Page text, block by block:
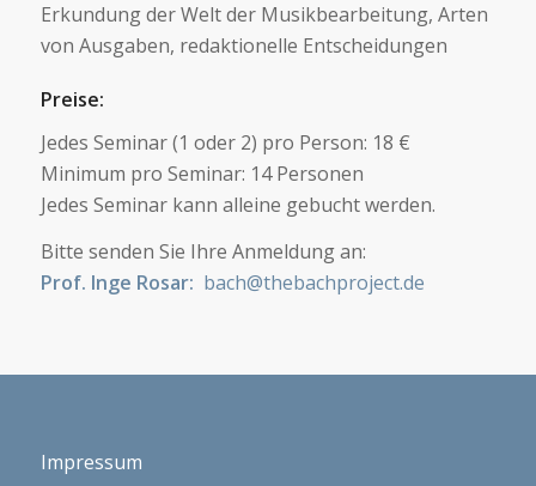
Erkundung der Welt der Musikbearbeitung, Arten
von Ausgaben, redaktionelle Entscheidungen
Preise:
Jedes Seminar (1 oder 2) pro Person: 18 €
Minimum pro Seminar: 14 Personen
Jedes Seminar kann alleine gebucht werden.
Bitte senden Sie Ihre Anmeldung an:
Prof. Inge Rosar: bach@thebachproject.de
Impressum